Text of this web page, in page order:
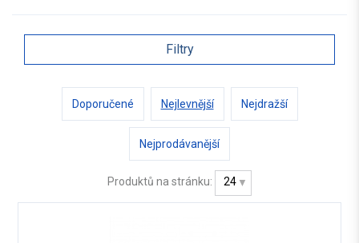
Filtry
Doporučené Nejlevnější Nejdražší
Nejprodávanější
Produktů na stránku: 24